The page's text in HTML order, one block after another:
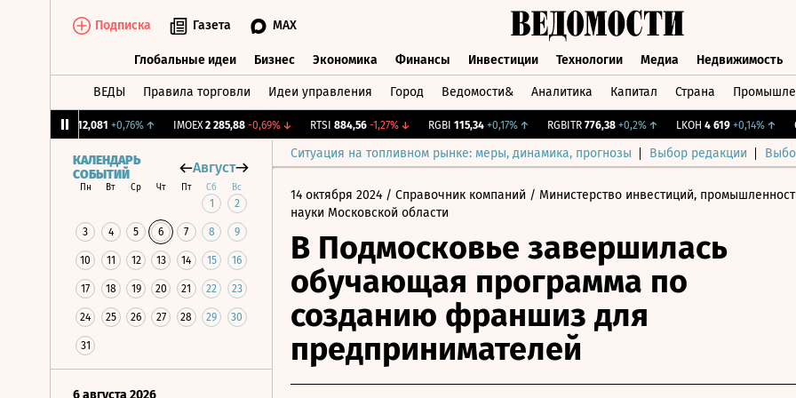
Подписка Газета MAX
Глобальные идеи Бизнес Экономика Финансы Инвестиции Технологии Медиа Недвижимость
ВЕДЫ Правила торговли Идеи управления Город Ведомости& Аналитика Капитал Страна
12,081 +0,76%↑ IMOEX 2 285,88 -0,69%↓ RTSI 884,56 -1,27%↓ RGBI 115,34 +0,17%↑ RGBITR 776,38 +0,2%↑ LKOH 4 619 +0,14%↑
Ситуация на топливном рынке: меры, динамика, прогнозы Выбор редакции
КАЛЕНДАРЬ
СОБЫТИЙ
Август
Пн Вт Ср Чт Пт Сб Вс
1 2
3 4 5 6 7 8 9
10 11 12 13 14 15 16
17 18 19 20 21 22 23
24 25 26 27 28 29 30
31
6 августа 2026
14 октября 2024 / Справочник компаний / Министерство инвестиций,
науки Московской области
В Подмосковье завершилась
обучающая программа по
созданию франшиз для
предпринимателей